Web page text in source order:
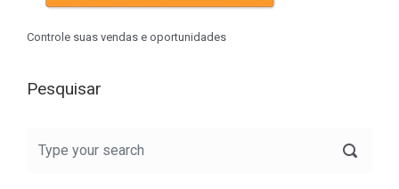
Controle suas vendas e oportunidades
Pesquisar